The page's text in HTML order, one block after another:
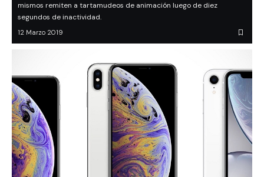
mismos remiten a tartamudeos de animación luego de diez
segundos de inactividad.
12 Marzo 2019